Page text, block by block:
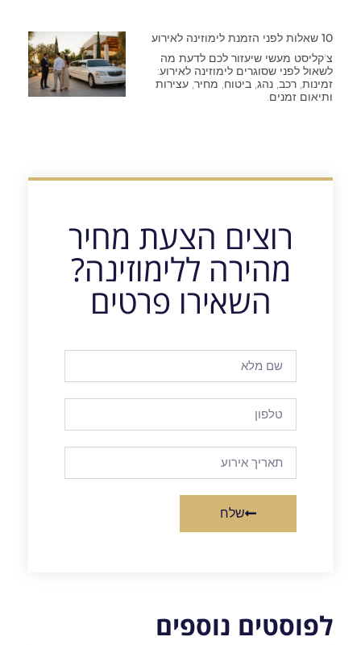
10 שאלות לפני הזמנת לימוזינה לאירוע
צ'קליסט מעשי שיעזור לכם לדעת מה
לשאול לפני שסוגרים לימוזינה לאירוע:
זמינות, רכב, נהג, ביטוח, מחיר, עצירות
ותיאום זמנים.
רוצים הצעת מחיר
מהירה ללימוזינה?
השאירו פרטים
שלח
לפוסטים נוספים